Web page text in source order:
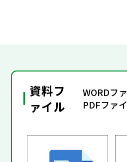
資料フ
ァイル
WORDフ
PDFファ